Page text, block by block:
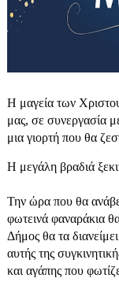
Η μαγεία των
μας, σε συνεργασία
μια γιορτή που θα
Η μεγάλη βραδιά
Την ώρα που θα
φωτεινά φαναράκια
Δήμος θα τα
αυτής της
και αγάπης που